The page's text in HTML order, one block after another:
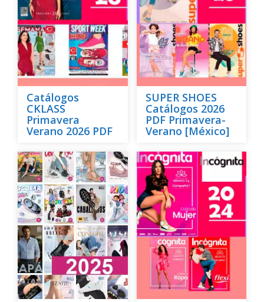
Catálogos
CKLASS
Primavera
Verano 2026 PDF
SUPER SHOES
Catálogos 2026
PDF Primavera-
Verano [México]